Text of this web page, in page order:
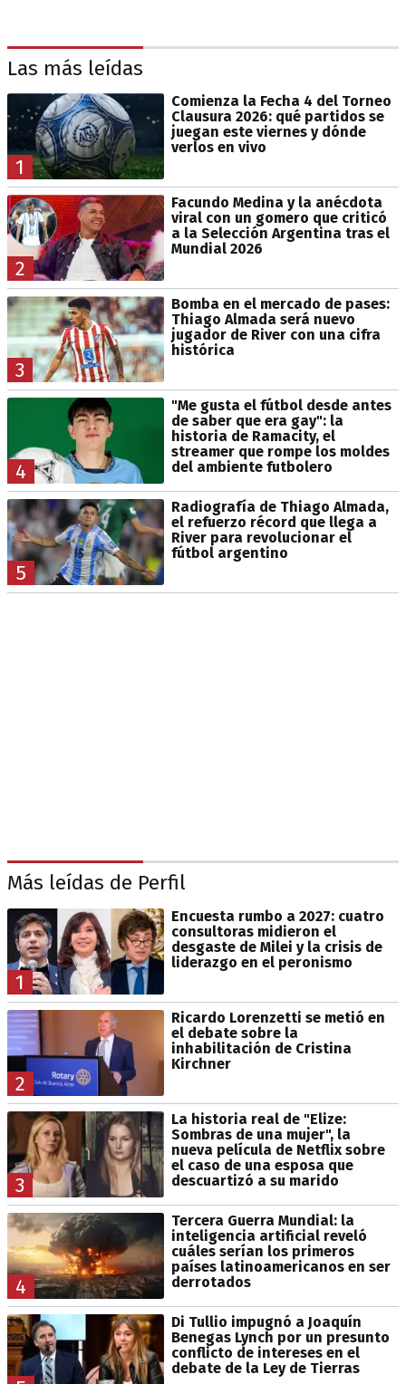
Las más leídas
1
Comienza la Fecha 4 del Torneo
Clausura 2026: qué partidos se
juegan este viernes y dónde
verlos en vivo
2
Facundo Medina y la anécdota
viral con un gomero que criticó
a la Selección Argentina tras el
Mundial 2026
3
Bomba en el mercado de pases:
Thiago Almada será nuevo
jugador de River con una cifra
histórica
4
"Me gusta el fútbol desde antes
de saber que era gay": la
historia de Ramacity, el
streamer que rompe los moldes
del ambiente futbolero
5
Radiografía de Thiago Almada,
el refuerzo récord que llega a
River para revolucionar el
fútbol argentino
Más leídas de Perfil
1
Encuesta rumbo a 2027: cuatro
consultoras midieron el
desgaste de Milei y la crisis de
liderazgo en el peronismo
2
Ricardo Lorenzetti se metió en
el debate sobre la
inhabilitación de Cristina
Kirchner
3
La historia real de "Elize:
Sombras de una mujer", la
nueva película de Netflix sobre
el caso de una esposa que
descuartizó a su marido
4
Tercera Guerra Mundial: la
inteligencia artificial reveló
cuáles serían los primeros
países latinoamericanos en ser
derrotados
Di Tullio impugnó a Joaquín
Benegas Lynch por un presunto
conflicto de intereses en el
debate de la Ley de Tierras